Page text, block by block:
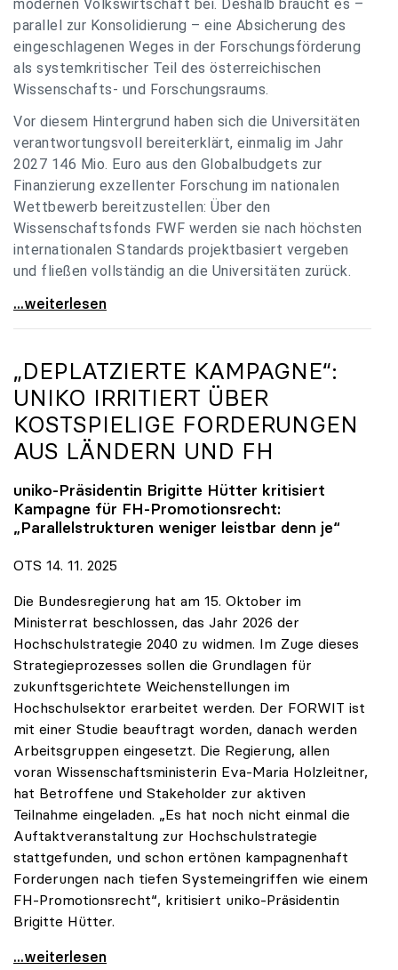
modernen Volkswirtschaft bei. Deshalb braucht es –
parallel zur Konsolidierung – eine Absicherung des
eingeschlagenen Weges in der Forschungsförderung
als systemkritischer Teil des österreichischen
Wissenschafts- und Forschungsraums.
Vor diesem Hintergrund haben sich die Universitäten
verantwortungsvoll bereiterklärt, einmalig im Jahr
2027 146 Mio. Euro aus den Globalbudgets zur
Finanzierung exzellenter Forschung im nationalen
Wettbewerb bereitzustellen: Über den
Wissenschaftsfonds FWF werden sie nach höchsten
internationalen Standards projektbasiert vergeben
und fließen vollständig an die Universitäten zurück.
Gemeinsam für einen starken Wissenschafts- und
...weiterlesen
„DEPLATZIERTE KAMPAGNE“:
UNIKO IRRITIERT ÜBER
KOSTSPIELIGE FORDERUNGEN
AUS LÄNDERN UND FH
uniko-Präsidentin Brigitte Hütter kritisiert
Kampagne für FH-Promotionsrecht:
„Parallelstrukturen weniger leistbar denn je“
OTS 14. 11. 2025
Die Bundesregierung hat am 15. Oktober im
Ministerrat beschlossen, das Jahr 2026 der
Hochschulstrategie 2040 zu widmen. Im Zuge dieses
Strategieprozesses sollen die Grundlagen für
zukunftsgerichtete Weichenstellungen im
Hochschulsektor erarbeitet werden. Der FORWIT ist
mit einer Studie beauftragt worden, danach werden
Arbeitsgruppen eingesetzt. Die Regierung, allen
voran Wissenschaftsministerin Eva-Maria Holzleitner,
hat Betroffene und Stakeholder zur aktiven
Teilnahme eingeladen. „Es hat noch nicht einmal die
Auftaktveranstaltung zur Hochschulstrategie
stattgefunden, und schon ertönen kampagnenhaft
Forderungen nach tiefen Systemeingriffen wie einem
FH-Promotionsrecht“, kritisiert uniko-Präsidentin
Brigitte Hütter.
„Deplatzierte Kampagne“: uniko irritiert über
...weiterlesen